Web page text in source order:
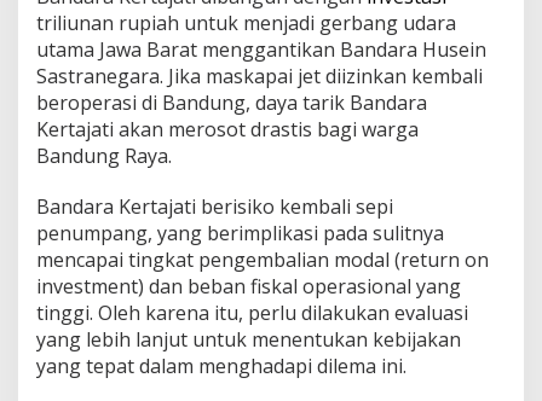
triliunan rupiah untuk menjadi gerbang udara
utama Jawa Barat menggantikan Bandara Husein
Sastranegara. Jika maskapai jet diizinkan kembali
beroperasi di Bandung, daya tarik Bandara
Kertajati akan merosot drastis bagi warga
Bandung Raya.
Bandara Kertajati berisiko kembali sepi
penumpang, yang berimplikasi pada sulitnya
mencapai tingkat pengembalian modal (return on
investment) dan beban fiskal operasional yang
tinggi. Oleh karena itu, perlu dilakukan evaluasi
yang lebih lanjut untuk menentukan kebijakan
yang tepat dalam menghadapi dilema ini.